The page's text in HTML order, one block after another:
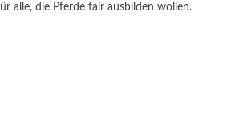
alle, die Pferde fair ausbilden wollen.